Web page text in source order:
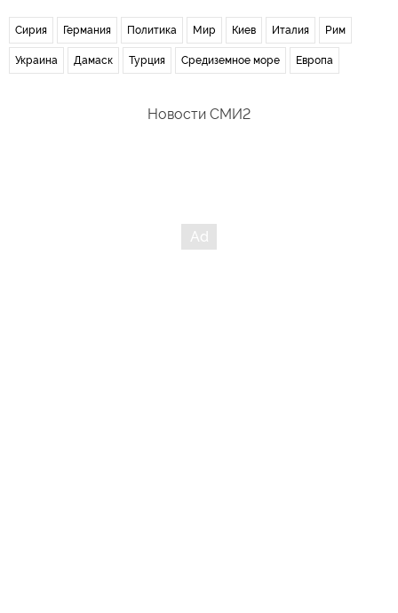
Сирия Германия Политика Мир Киев Италия Рим
Украина Дамаск Турция Средиземное море Европа
Новости СМИ2